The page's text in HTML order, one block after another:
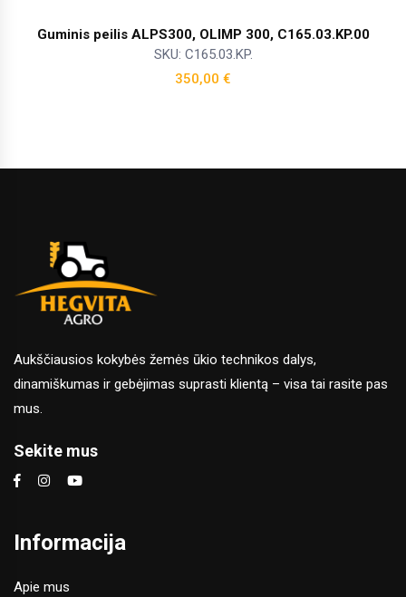
Guminis peilis ALPS300, OLIMP 300, C165.03.KP.00
SKU: C165.03.KP.
350,00 €
Aukščiausios kokybės žemės ūkio technikos dalys,
dinamiškumas ir gebėjimas suprasti klientą – visa tai rasite pas
mus.
Sekite mus
Informacija
Apie mus